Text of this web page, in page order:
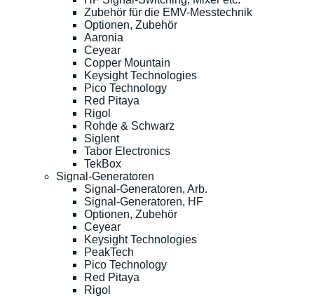
Zubehör für die EMV-Messtechnik
Optionen, Zubehör
Aaronia
Ceyear
Copper Mountain
Keysight Technologies
Pico Technology
Red Pitaya
Rigol
Rohde & Schwarz
Siglent
Tabor Electronics
TekBox
Signal-Generatoren
Signal-Generatoren, Arb.
Signal-Generatoren, HF
Optionen, Zubehör
Ceyear
Keysight Technologies
PeakTech
Pico Technology
Red Pitaya
Rigol